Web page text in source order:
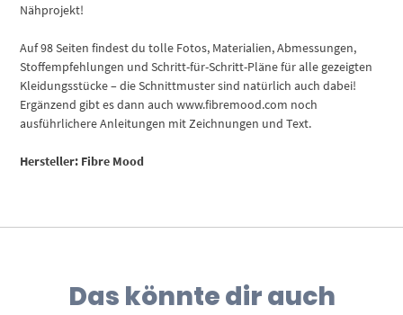
Nähprojekt!
Auf 98 Seiten findest du tolle Fotos, Materialien, Abmessungen,
Stoffempfehlungen und Schritt-für-Schritt-Pläne für alle gezeigten
Kleidungsstücke – die Schnittmuster sind natürlich auch dabei!
Ergänzend gibt es dann auch www.fibremood.com noch
ausführlichere Anleitungen mit Zeichnungen und Text.
Hersteller: Fibre Mood
Das könnte dir auch